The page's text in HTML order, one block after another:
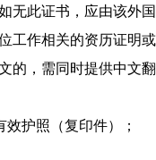
无此证书，应由该外国
工作相关的资历证明或
的，需同时提供中文翻
护照（复印件）；